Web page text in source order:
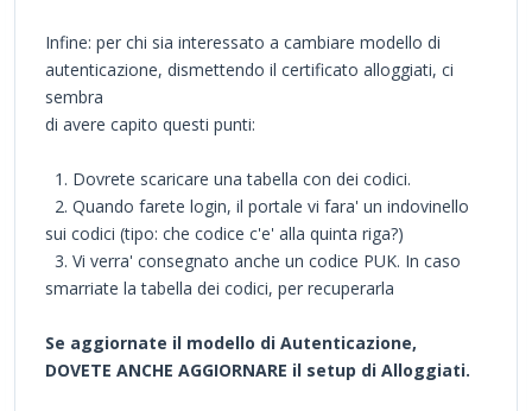
Infine: per chi sia interessato a cambiare modello di
autenticazione, dismettendo il certificato alloggiati, ci
sembra
di avere capito questi punti:
1. Dovrete scaricare una tabella con dei codici.
2. Quando farete login, il portale vi fara' un indovinello
sui codici (tipo: che codice c'e' alla quinta riga?)
3. Vi verra' consegnato anche un codice PUK. In caso
smarriate la tabella dei codici, per recuperarla
Se aggiornate il modello di Autenticazione,
DOVETE ANCHE AGGIORNARE il setup di Alloggiati.